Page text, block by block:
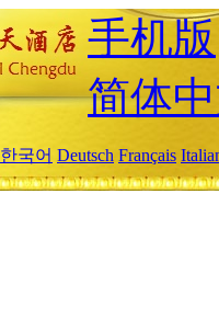
手机版
简体
한국어 Deutsch Français